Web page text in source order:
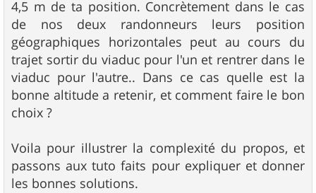
4,5 m de ta position. Concrètement dans le cas
de nos deux randonneurs leurs position
géographiques horizontales peut au cours du
trajet sortir du viaduc pour l'un et rentrer dans le
viaduc pour l'autre.. Dans ce cas quelle est la
bonne altitude a retenir, et comment faire le bon
choix ?
Voila pour illustrer la complexité du propos, et
passons aux tuto faits pour expliquer et donner
les bonnes solutions.